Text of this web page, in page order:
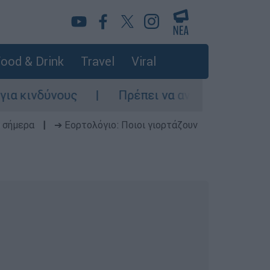
& Drink Travel Viral
Πρέπει να ανησυχούμε μετά τη
➔ Εορτολόγιο: Ποιοι γιορτάζουν